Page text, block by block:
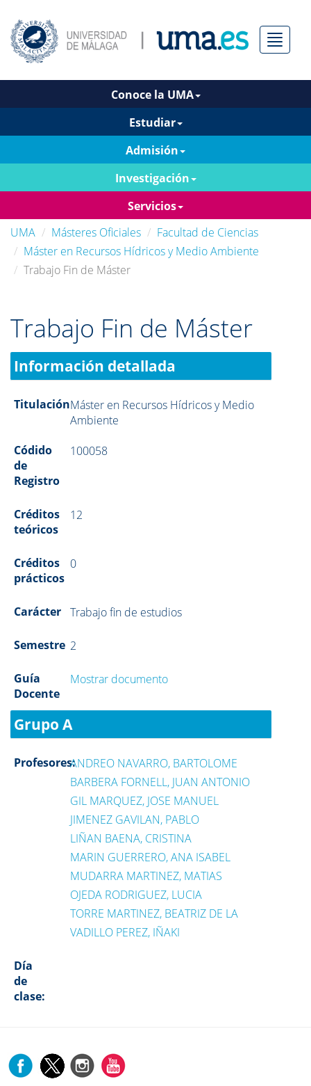
Menú
Conoce la UMA
Estudiar
Admisión
Investigación
Servicios
UMA
Másteres Oficiales
Facultad de Ciencias
Máster en Recursos Hídricos y Medio Ambiente
Trabajo Fin de Máster
Trabajo Fin de Máster
Información detallada
TitulaciónMáster en Recursos Hídricos y Medio
Ambiente
Códido
de
Registro
100058
Créditos
teóricos
12
Créditos
prácticos
0
Carácter Trabajo fin de estudios
Semestre 2
Guía
Docente
Mostrar documento
Grupo A
Profesores:ANDREO NAVARRO, BARTOLOME
BARBERA FORNELL, JUAN ANTONIO
GIL MARQUEZ, JOSE MANUEL
JIMENEZ GAVILAN, PABLO
LIÑAN BAENA, CRISTINA
MARIN GUERRERO, ANA ISABEL
MUDARRA MARTINEZ, MATIAS
OJEDA RODRIGUEZ, LUCIA
TORRE MARTINEZ, BEATRIZ DE LA
VADILLO PEREZ, IÑAKI
Día
de
clase: